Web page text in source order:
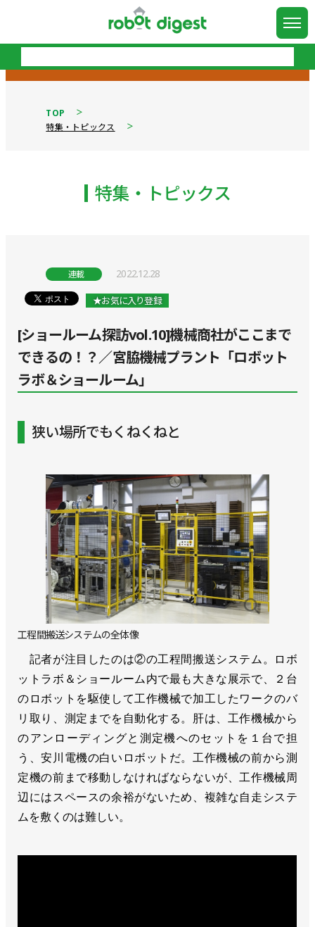
TOP
特集・トピックス
特集・トピックス
連載 2022.12.28
★お気に入り登録
[ショールーム探訪vol.10]機械商社がここまで
できるの！？／宮脇機械プラント「ロボット
ラボ＆ショールーム」
狭い場所でもくねくねと
工程間搬送システムの全体像
記者が注目したのは②の工程間搬送システム。ロボ
ットラボ＆ショールーム内で最も大きな展示で、２台
のロボットを駆使して工作機械で加工したワークのバ
リ取り、測定までを自動化する。肝は、工作機械から
のアンローディングと測定機へのセットを１台で担
う、安川電機の白いロボットだ。工作機械の前から測
定機の前まで移動しなければならないが、工作機械周
辺にはスペースの余裕がないため、複雑な自走システ
ムを敷くのは難しい。